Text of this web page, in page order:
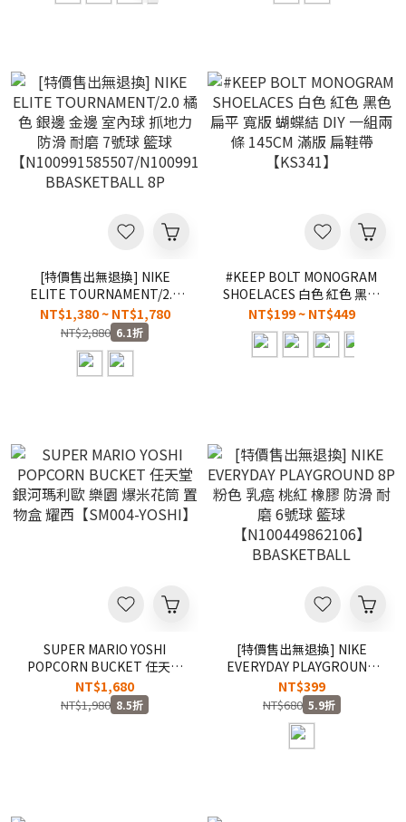
[特價售出無退換] NIKE
ELITE TOURNAMENT/2.0
橘色 銀邊 金邊 室內球 抓地
力 防滑 耐磨 7號球 籃球
【N100991585507/N100991389107】
BBASKETBALL 8P
NT$1,380 ~ NT$1,780
NT$2,880 6.1折
#KEEP BOLT MONOGRAM
SHOELACES 白色 紅色 黑色
扁平 寬版 蝴蝶結 DIY 一組兩
條 145CM 滿版 扁鞋帶
【KS341】
NT$199 ~ NT$449
SUPER MARIO YOSHI
POPCORN BUCKET 任天堂
銀河瑪利歐 樂園 爆米花筒 置
物盒 耀西【SM004-YOSHI】
NT$1,680
NT$1,980 8.5折
[特價售出無退換] NIKE
EVERYDAY PLAYGROUND
8P 粉色 乳癌 桃紅 橡膠 防滑
耐磨 6號球 籃球
【N100449862106】
BBASKETBALL
NT$399
NT$680 5.9折